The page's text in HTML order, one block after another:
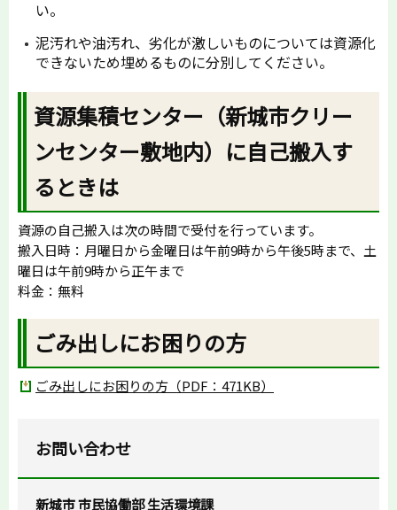
い。
泥汚れや油汚れ、劣化が激しいものについては資源化
できないため埋めるものに分別してください。
資源集積センター（新城市クリー
ンセンター敷地内）に自己搬入す
るときは
資源の自己搬入は次の時間で受付を行っています。
搬入日時：月曜日から金曜日は午前9時から午後5時まで、土
曜日は午前9時から正午まで
料金：無料
ごみ出しにお困りの方
ごみ出しにお困りの方（PDF：471KB）
お問い合わせ
新城市 市民協働部 生活環境課